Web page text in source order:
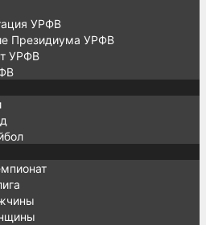
УРФВ
Президиума УРФВ
УРФВ